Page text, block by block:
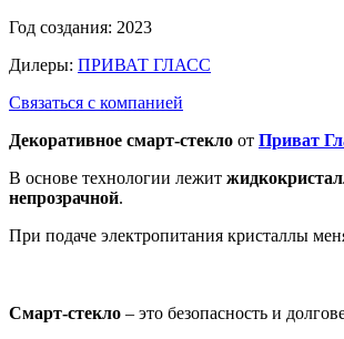
Год создания: 2023
Дилеры: ПРИВАТ ГЛАСС
Связаться с компанией
Декоративное смарт-стекло от Приват
В основе технологии лежит
непрозрачной.
При подаче электропитания кристаллы
Смарт-стекло – это безопасность и